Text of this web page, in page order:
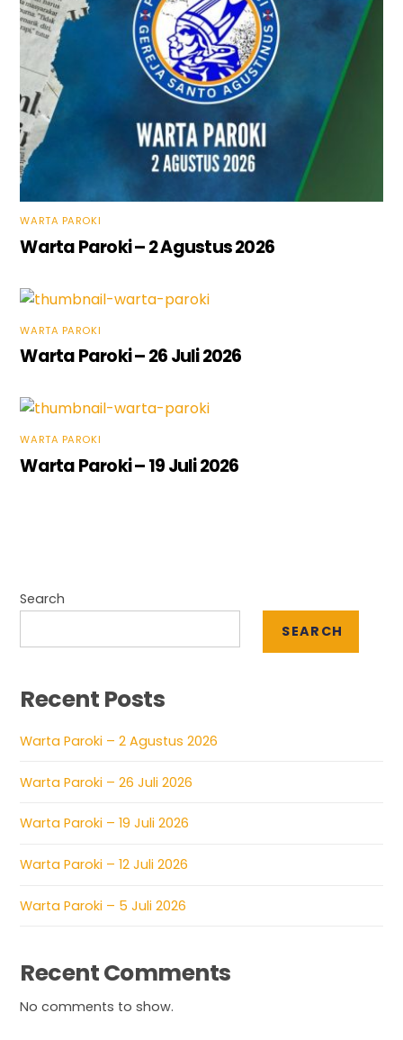
WARTA PAROKI
Warta Paroki – 2 Agustus 2026
WARTA PAROKI
Warta Paroki – 26 Juli 2026
WARTA PAROKI
Warta Paroki – 19 Juli 2026
Search
SEARCH
Recent Posts
Warta Paroki – 2 Agustus 2026
Warta Paroki – 26 Juli 2026
Warta Paroki – 19 Juli 2026
Warta Paroki – 12 Juli 2026
Warta Paroki – 5 Juli 2026
Recent Comments
No comments to show.